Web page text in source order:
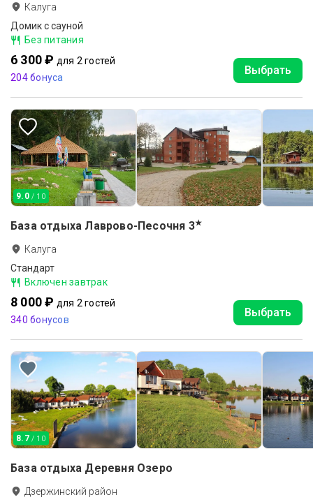
Калуга
Домик с сауной
Без питания
6 300 ₽ для 2 гостей
204 бонуса
Выбрать
9.0 / 10
База отдыха Лаврово-Песочня 3★
Калуга
Стандарт
Включен завтрак
8 000 ₽ для 2 гостей
340 бонусов
Выбрать
8.7 / 10
База отдыха Деревня Озеро
Дзержинский район